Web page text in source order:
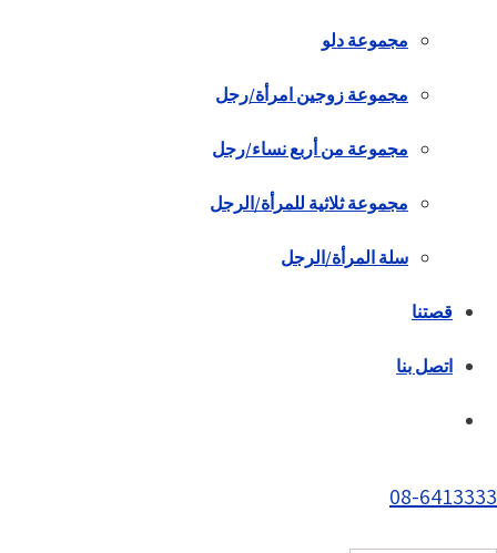
مجموعة دلو
مجموعة زوجين امرأة/رجل
مجموعة من أربع نساء/رجل
مجموعة ثلاثية للمرأة/الرجل
سلة المرأة/الرجل
قصتنا
اتصل بنا
08-6413333